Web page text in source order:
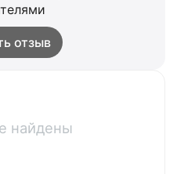
отзыв
найдены